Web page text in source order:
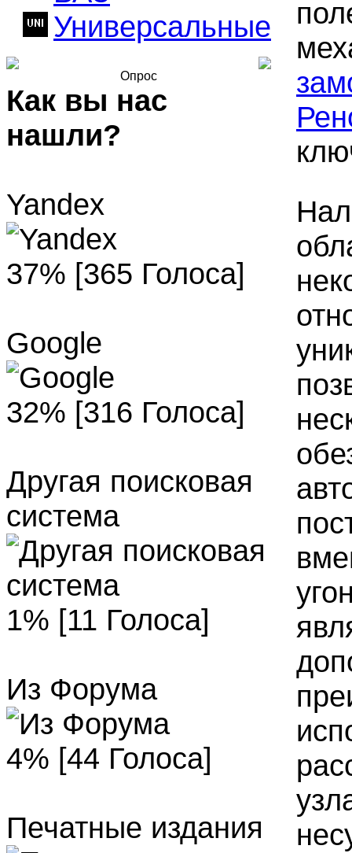
Универсальные
Опрос
Как вы нас
нашли?
Yandex
37% [365 Голоса]
Google
32% [316 Голоса]
Другая поисковая
система
1% [11 Голоса]
Из Форума
4% [44 Голоса]
Печатные издания